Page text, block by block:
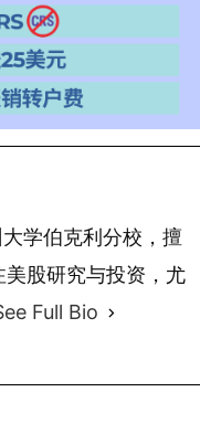
学伯克利分校，擅
股研究与投资，尤
Full Bio